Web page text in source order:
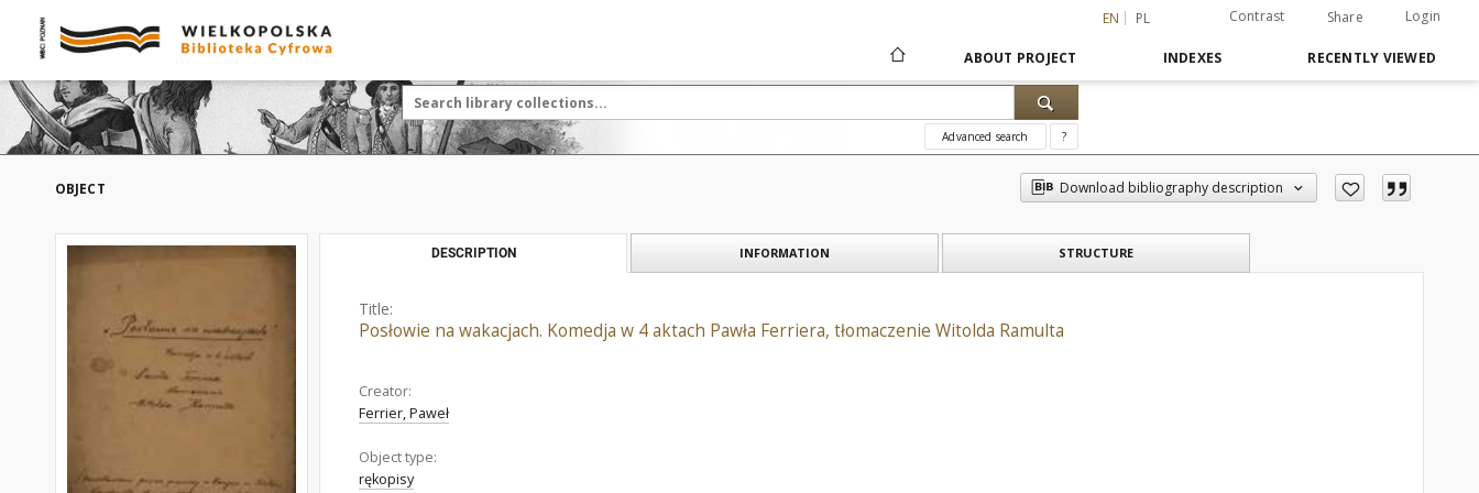
EN PL Contrast Share Login
ABOUT PROJECT INDEXES RECENTLY VIEWED
Advanced search ?
OBJECT Download bibliography description
DESCRIPTION INFORMATION STRUCTURE
Title:
Posłowie na wakacjach. Komedja w 4 aktach Pawła Ferriera, tłomaczenie Witolda Ramulta
Creator:
Ferrier, Paweł
Object type:
rękopisy